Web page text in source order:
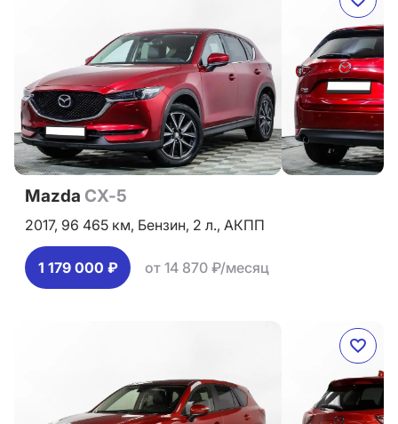
Mazda CX-5
2017, 96 465 км, Бензин, 2 л., АКПП
1 179 000 ₽ от 14 870 ₽/месяц